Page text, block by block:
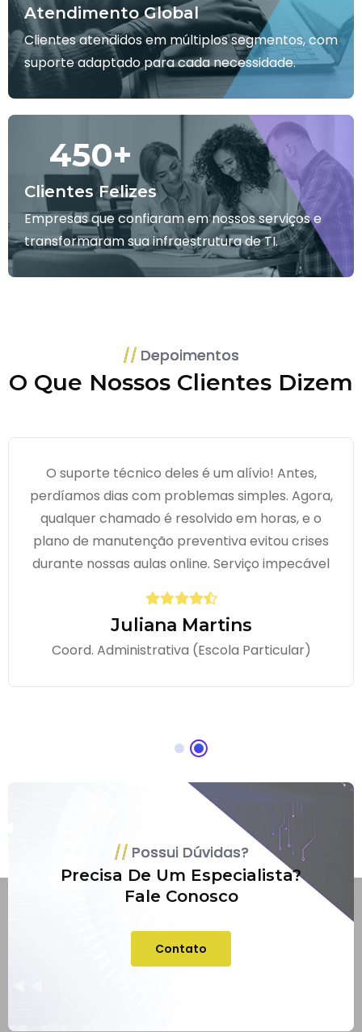
Atendimento Global
Clientes atendidos em múltiplos segmentos, com
suporte adaptado para cada necessidade.
Clientes Felizes
450+
Empresas que confiaram em nossos serviços e
transformaram sua infraestrutura de TI.
Depoimentos
O Que Nossos Clientes Dizem
O suporte técnico deles é um alívio! Antes,
perdíamos dias com problemas simples. Agora,
qualquer chamado é resolvido em horas, e o
plano de manutenção preventiva evitou crises
durante nossas aulas online. Serviço impecável
Juliana Martins
Coord. Administrativa (Escola Particular)
Possui Dúvidas?
Precisa De Um Especialista?
Fale Conosco
Contato